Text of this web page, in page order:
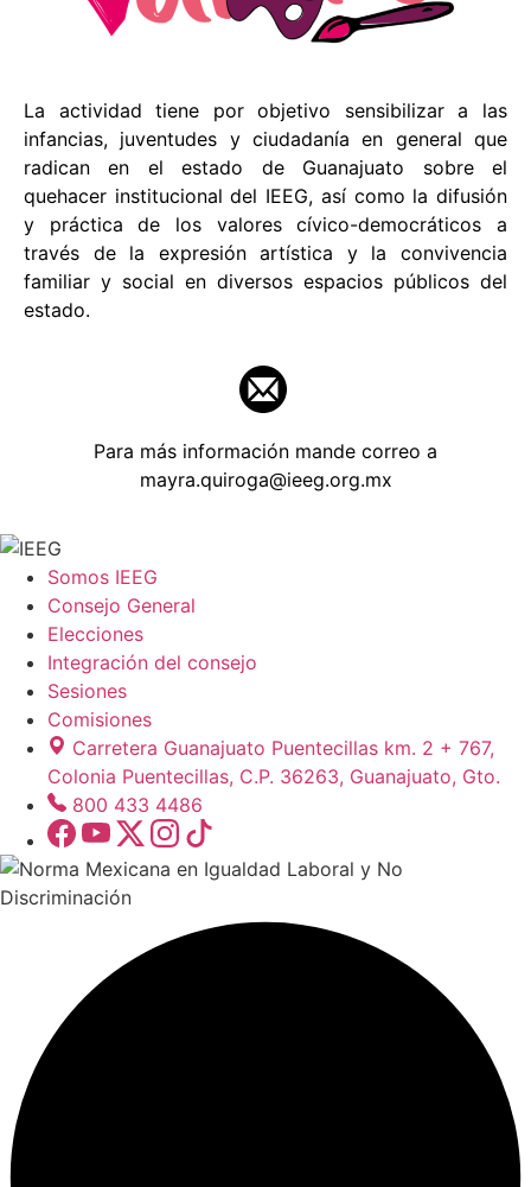
La actividad tiene por objetivo sensibilizar a las
infancias, juventudes y ciudadanía en general que
radican en el estado de Guanajuato sobre el
quehacer institucional del IEEG, así como la difusión
y práctica de los valores cívico-democráticos a
través de la expresión artística y la convivencia
familiar y social en diversos espacios públicos del
estado.
Para más información mande correo a
mayra.quiroga@ieeg.org.mx
Somos IEEG
Consejo General
Elecciones
Integración del consejo
Sesiones
Comisiones
Carretera Guanajuato Puentecillas km. 2 + 767,
Colonia Puentecillas, C.P. 36263, Guanajuato, Gto.
800 433 4486